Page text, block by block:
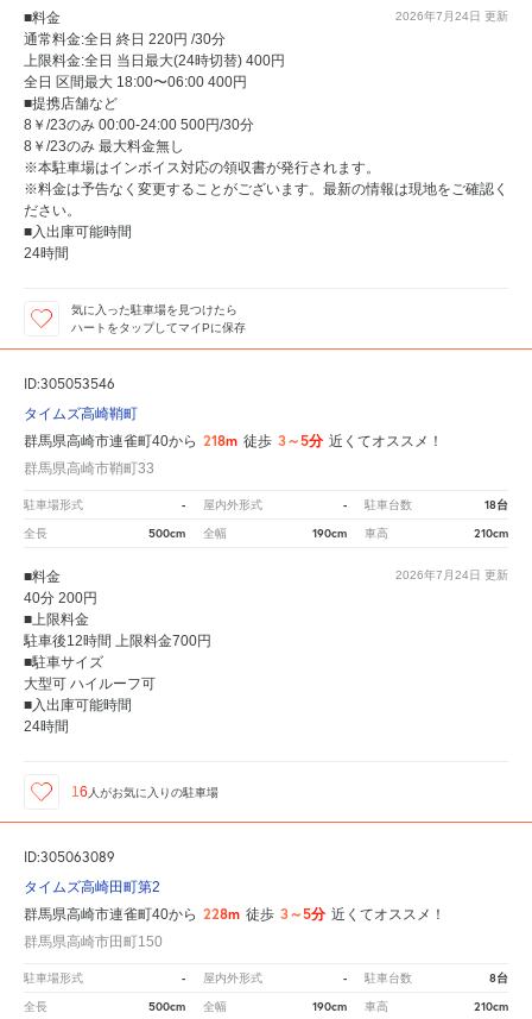
2026年7月24日 更新
■料金
通常料金:全日 終日 220円 /30分
上限料金:全日 当日最大(24時切替) 400円
全日 区間最大 18:00〜06:00 400円
■提携店舗など
8￥/23のみ 00:00-24:00 500円/30分
8￥/23のみ 最大料金無し
※本駐車場はインボイス対応の領収書が発行されます。
※料金は予告なく変更することがございます。最新の情報は現地をご確認く
ださい。
■入出庫可能時間
24時間
気に入った駐車場を見つけたら
ハートをタップしてマイPに保存
ID:305053546
タイムズ高崎鞘町
群馬県高崎市連雀町40から 218m 徒歩 3～5分 近くてオススメ！
群馬県高崎市鞘町33
駐車場形式 - 屋内外形式 - 駐車台数 18台
全長 500cm 全幅 190cm 車高 210cm
2026年7月24日 更新
■料金
40分 200円
■上限料金
駐車後12時間 上限料金700円
■駐車サイズ
大型可 ハイルーフ可
■入出庫可能時間
24時間
16 人がお気に入りの駐車場
ID:305063089
タイムズ高崎田町第2
群馬県高崎市連雀町40から 228m 徒歩 3～5分 近くてオススメ！
群馬県高崎市田町150
駐車場形式 - 屋内外形式 - 駐車台数 8台
全長 500cm 全幅 190cm 車高 210cm